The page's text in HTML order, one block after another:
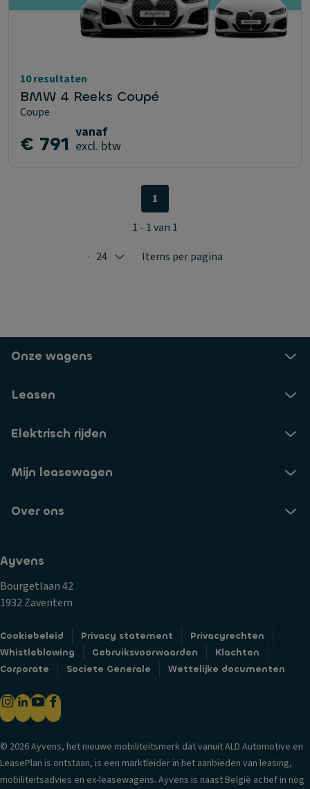
10 resultaten
BMW 4 Reeks Coupé
Coupe
€ 791 vanaf
excl. btw
Selected: 24
24 Items per pagina
1
1 - 1 van 1
Onze wagens
Leasen
Elektrisch rijden
Mijn leasewagen
Over ons
Ayvens
Bourgetlaan 42
1932 Zaventem
Cookiebeleid Privacy statement
Privacyrechten
Whistleblowing
Gebruiksvoorwaarden
Klachten
Corporate
Societe Generale Wettelijke documenten
© 2026 Ayvens, het nieuwe mobiliteitsmerk dat vanuit ALD Automotive en
LeasePlan is ontstaan, is een marktleider in het aanbieden van leasing,
mobiliteitsadvies en ex-leasewagens. Ayvens is naast België actief in nog